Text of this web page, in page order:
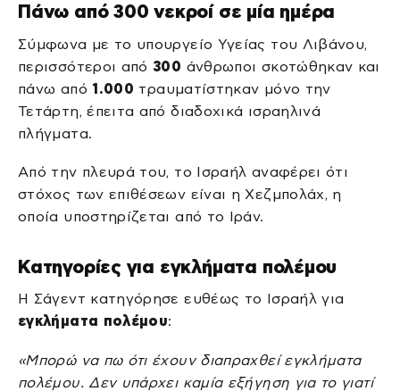
Πάνω από 300 νεκροί σε μία ημέρα
Σύμφωνα με το υπουργείο Υγείας του Λιβάνου,
περισσότεροι από300 άνθρωποι σκοτώθηκαν και
πάνω από 1.000 τραυματίστηκαν μόνο την
Τετάρτη, έπειτα από διαδοχικά ισραηλινά
πλήγματα.
Από την πλευρά του, το Ισραήλ αναφέρει ότι
στόχος των επιθέσεων είναι η Χεζμπολάχ, η
οποία υποστηρίζεται από το Ιράν.
Κατηγορίες για εγκλήματα πολέμου
Η Σάγεντ κατηγόρησε ευθέως το Ισραήλ για
εγκλήματα πολέμου:
«Μπορώ να πω ότι έχουν διαπραχθεί εγκλήματα
πολέμου. Δεν υπάρχει καμία εξήγηση για το γιατί